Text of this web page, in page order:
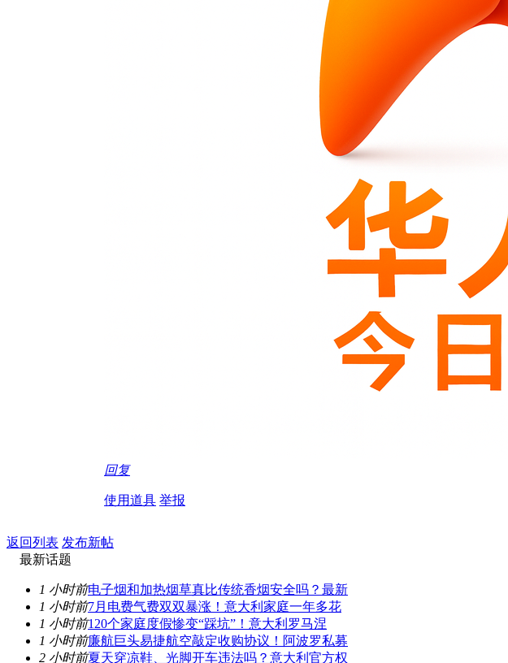
回复
使用道具 举报
返回列表 发布新帖
最新话题
1 小时前电子烟和加热烟草真比传统香烟安全吗？最新
1 小时前7月电费气费双双暴涨！意大利家庭一年多花
1 小时前120个家庭度假惨变“踩坑”！意大利罗马涅
1 小时前廉航巨头易捷航空敲定收购协议！阿波罗私募
2 小时前夏天穿凉鞋、光脚开车违法吗？意大利官方权